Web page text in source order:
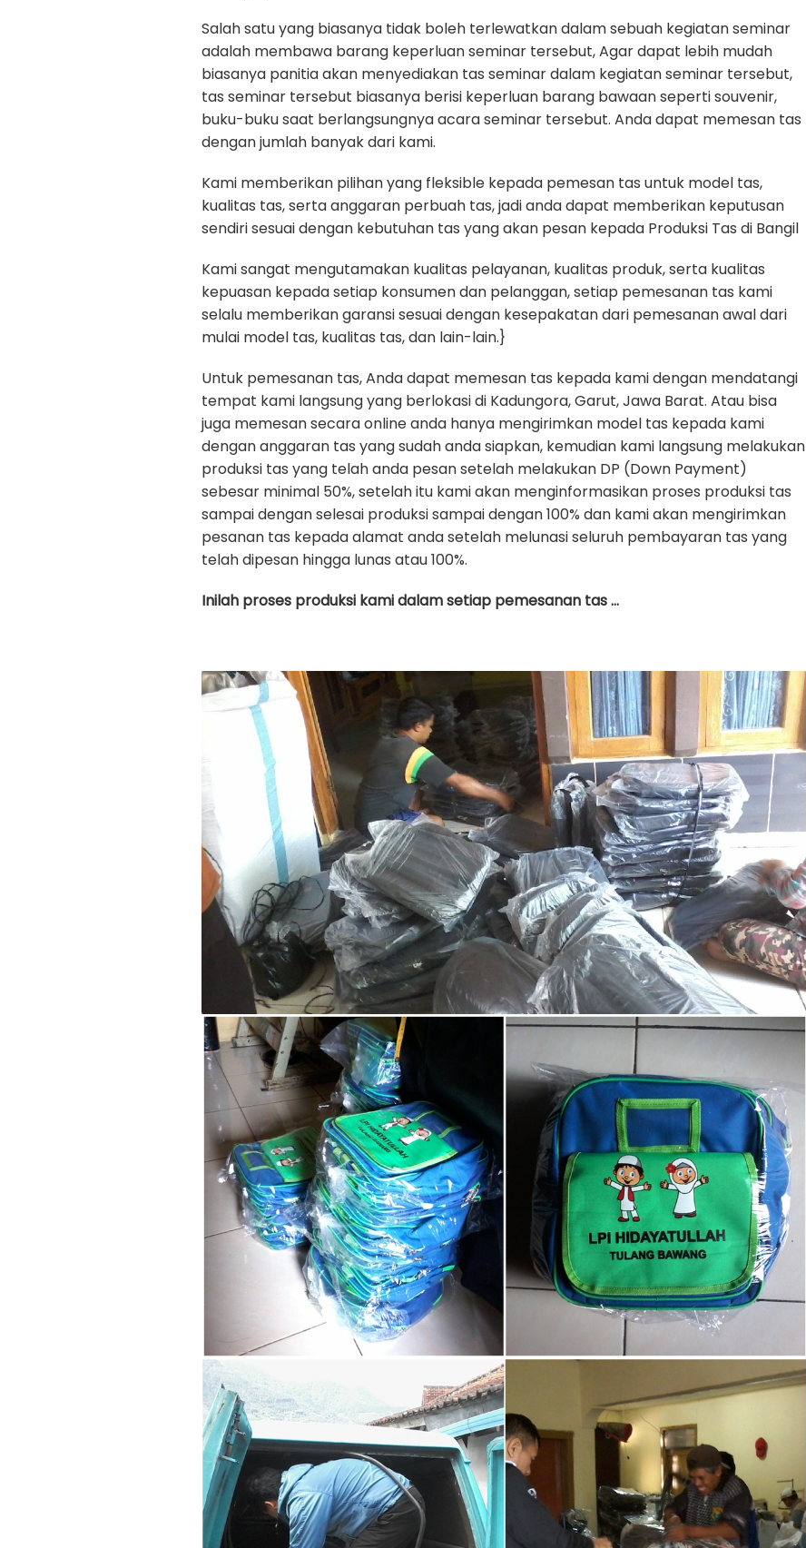
Salah satu yang biasanya tidak boleh terlewatkan dalam sebuah kegiatan seminar
adalah membawa barang keperluan seminar tersebut, Agar dapat lebih mudah
biasanya panitia akan menyediakan tas seminar dalam kegiatan seminar tersebut,
tas seminar tersebut biasanya berisi keperluan barang bawaan seperti souvenir,
buku-buku saat berlangsungnya acara seminar tersebut. Anda dapat memesan tas
dengan jumlah banyak dari kami.
Kami memberikan pilihan yang fleksible kepada pemesan tas untuk model tas,
kualitas tas, serta anggaran perbuah tas, jadi anda dapat memberikan keputusan
sendiri sesuai dengan kebutuhan tas yang akan pesan kepada Produksi Tas di Bangil
Kami sangat mengutamakan kualitas pelayanan, kualitas produk, serta kualitas
kepuasan kepada setiap konsumen dan pelanggan, setiap pemesanan tas kami
selalu memberikan garansi sesuai dengan kesepakatan dari pemesanan awal dari
mulai model tas, kualitas tas, dan lain-lain.}
Untuk pemesanan tas, Anda dapat memesan tas kepada kami dengan mendatangi
tempat kami langsung yang berlokasi di Kadungora, Garut, Jawa Barat. Atau bisa
juga memesan secara online anda hanya mengirimkan model tas kepada kami
dengan anggaran tas yang sudah anda siapkan, kemudian kami langsung melakukan
produksi tas yang telah anda pesan setelah melakukan DP (Down Payment)
sebesar minimal 50%, setelah itu kami akan menginformasikan proses produksi tas
sampai dengan selesai produksi sampai dengan 100% dan kami akan mengirimkan
pesanan tas kepada alamat anda setelah melunasi seluruh pembayaran tas yang
telah dipesan hingga lunas atau 100%.
Inilah proses produksi kami dalam setiap pemesanan tas …